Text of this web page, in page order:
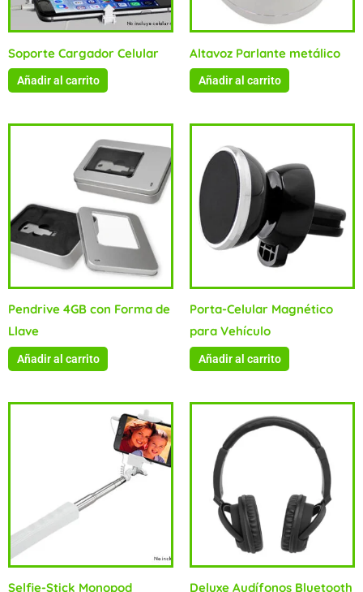
Soporte Cargador Celular
Añadir al carrito
Altavoz Parlante metálico
Añadir al carrito
Pendrive 4GB con Forma de
Llave
Añadir al carrito
Porta-Celular Magnético
para Vehículo
Añadir al carrito
Selfie-Stick Monopod Deluxe Audífonos Bluetooth